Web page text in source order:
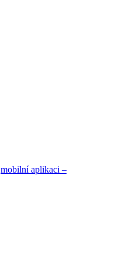
mobilní aplikaci –